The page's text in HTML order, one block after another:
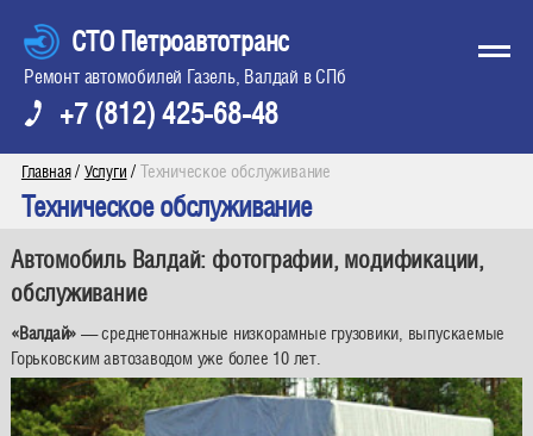
СТО Петроавтотранс
Ремонт автомобилей Газель, Валдай в СПб
+7 (812) 425-68-48
Главная/ Услуги / Техническое обслуживание
Техническое обслуживание
Автомобиль Валдай: фотографии, модификации,
обслуживание
«Валдай» — среднетоннажные низкорамные грузовики, выпускаемые
Горьковским автозаводом уже более 10 лет.